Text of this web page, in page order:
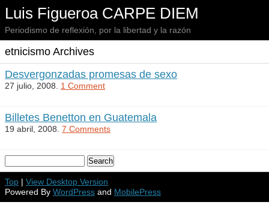
Luis Figueroa CARPE DIEM
Periodismo de reflexión, por la libertad y la razón
etnicismo Archives
Desvergonzadas promesas de sexo
27 julio, 2008. 1 Comment
Billetes Benetton en Guatemala
19 abril, 2008. 7 Comments
Top | View Desktop Version
Powered By WordPress and MobilePress